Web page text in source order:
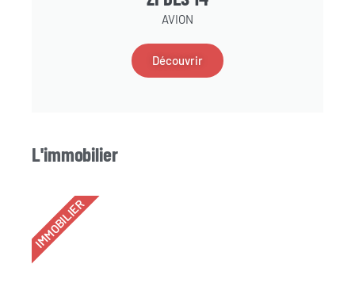
AVION
Découvrir
L'immobilier
IMMOBILIER